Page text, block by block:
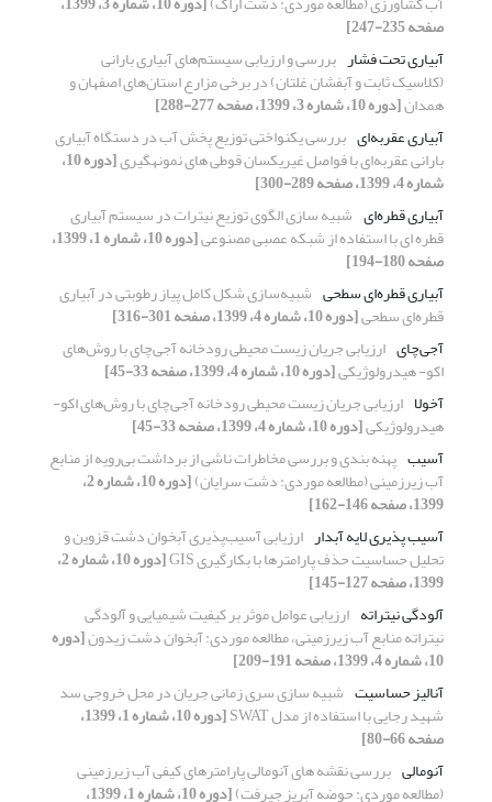
صفحه 235-247]
آبیاری تحت فشار بررسی و ارزیابی سیستم‌های آبیاری بارانی
(کلاسیک ثابت و آبفشان غلتان) در برخی مزارع استان‌های اصفهان و
همدان[دوره 10، شماره 3، 1399، صفحه 277-288]
آبیاری عقربه‌ای بررسی یکنواختی توزیع پخش آب در دستگاه آبیاری
بارانی عقربه‌ای با فواصل غیریکسان قوطی های نمونه‏گیری [دوره 10،
شماره 4، 1399، صفحه 289-300]
آبیاری قطره‌ای شبیه سازی الگوی توزیع نیترات در سیستم آبیاری
قطره ای با استفاده از شبکه عصبی مصنوعی [دوره 10، شماره 1، 1399،
صفحه 180-194]
آبیاری قطره‌ای سطحی شبیه‌سازی شکل کامل پیاز رطوبتی در آبیاری
قطره‌ای سطحی[دوره 10، شماره 4، 1399، صفحه 301-316]
آجی‌چای ارزیابی جریان زیست محیطی رودخانه آجی‌چای با روش‌های
اکو- هیدرولوژیکی[دوره 10، شماره 4، 1399، صفحه 33-45]
آخولا ارزیابی جریان زیست محیطی رودخانه آجی‌چای با روش‌های اکو-
هیدرولوژیکی[دوره 10، شماره 4، 1399، صفحه 33-45]
آسیب پهنه ‌بندی و بررسی مخاطرات ناشی از برداشت بی‌رویه از منابع
آب زیرزمینی (مطالعه موردی: دشت سرایان) [دوره 10، شماره 2،
1399، صفحه 146-162]
آسیب پذیری لایه آبدار ارزیابی آسیب‌پذیری آبخوان دشت قزوین و
تحلیل حساسیت حذف پارامترها با بکارگیری GIS [دوره 10، شماره 2،
1399، صفحه 127-145]
آلودگی نیتراته ارزیابی عوامل موثر بر کیفیت شیمیایی و آلودگی
نیتراته منابع آب زیرزمینی، مطالعه موردی: آبخوان دشت زیدون[دوره
10، شماره 4، 1399، صفحه 191-209]
آنالیز حساسیت شبیه سازی سری زمانی جریان در محل خروجی سد
شهید رجایی با استفاده از مدل SWAT [دوره 10، شماره 1، 1399،
صفحه 66-80]
آنومالی بررسی نقشه های آنومالی پارامترهای کیفی آب زیرزمینی
(مطالعه موردی: حوضه آبریز جیرفت) [دوره 10، شماره 1، 1399،